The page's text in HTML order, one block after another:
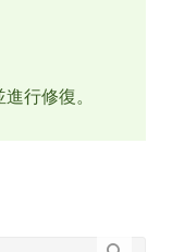
行修復。